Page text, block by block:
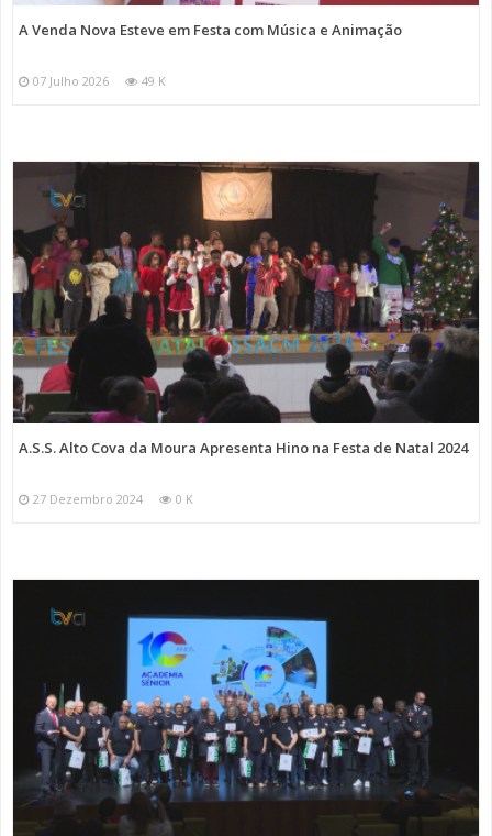
A Venda Nova Esteve em Festa com Música e Animação
07 Julho 2026 49 K
A.S.S. Alto Cova da Moura Apresenta Hino na Festa de Natal 2024
27 Dezembro 2024 0 K